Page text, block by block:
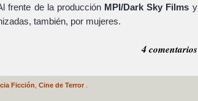
frente de la producción MPI/Dark Sky Films y
también, por mujeres.
4 comentarios
Ficción Cine de Terror.